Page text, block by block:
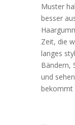
Muster
besser
Zeit, die
langes
Bändern,
und
bekommt